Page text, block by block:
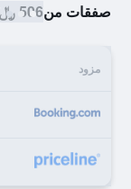
صفقات من506 ﷼
مزود